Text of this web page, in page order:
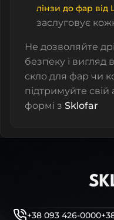
лінзи до фар від
заслуговує
Не дозволяйте
безпеку і вигляд
скло для фар чи
підтримуйте
формі з Sklofar
+38 093 426-0000